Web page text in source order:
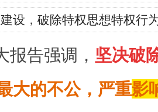
设 ， 破除特权思想特权行
报告强调， 坚决破
大的不公，严重影